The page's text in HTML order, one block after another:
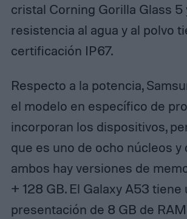
cristal Corning Gorilla Glass 5
resistencia al agua y al polvo
certificación IP67.
Respecto a la potencia,
el modelo en específico de
incorporan los dispositivos,
que es uno de ocho núcleos y
ambos hay versiones de
+ 128 GB. El Galaxy A53 tiene
presentación de 8 GB de